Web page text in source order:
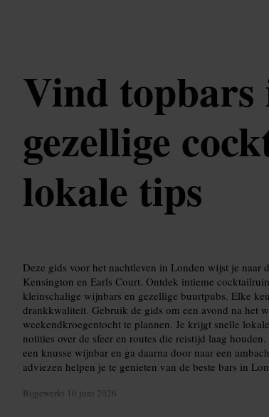
Vind
gezellige
lokale tips
Deze gids voor het nachtleven in Londen wijst je naar
Kensington en Earls Court. Ontdek intieme
kleinschalige wijnbars en gezellige buurtpubs. Elke
drankkwaliteit. Gebruik de gids om een avond na het
weekendkroegentocht te plannen. Je krijgt snelle
notities over de sfeer en routes die reistijd laag
een knusse wijnbar en ga daarna door naar een
adviezen helpen je te genieten van de beste bars in
Bijgewerkt 10 juni 2026